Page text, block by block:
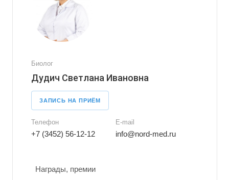
Биолог
Дудич Светлана Ивановна
ЗАПИСЬ НА ПРИЁМ
Телефон
+7 (3452) 56-12-12
E-mail
info@nord-med.ru
Награды, премии